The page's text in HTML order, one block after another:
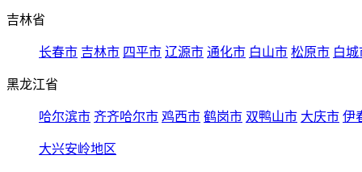
吉林省
长春市 吉林市 四平市 辽源市 通化市 白山市 松原市 白城
黑龙江省
哈尔滨市 齐齐哈尔市 鸡西市 鹤岗市 双鸭山市 大庆市 伊
大兴安岭地区